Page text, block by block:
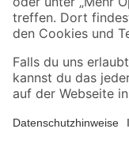
Alle Preisangaben in EUR inkl.
Umständen nicht in allen
Produkte nur solange der Vorrat
*Paketversand ab 59 €